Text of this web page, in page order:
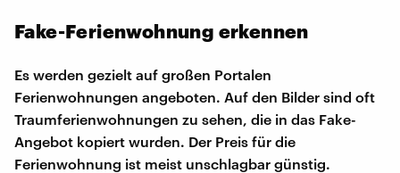
Fake-Ferienwohnung erkennen
Es werden gezielt auf großen Portalen
Ferienwohnungen angeboten. Auf den Bilder sind oft
Traumferienwohnungen zu sehen, die in das Fake-
Angebot kopiert wurden. Der Preis für die
Ferienwohnung ist meist unschlagbar günstig.